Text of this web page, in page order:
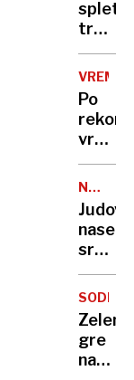
požari
vse
hujši?
spletni
trend
skrbi
slog
VREME
Po
valu
bomo
končno
sredi
noči
požgali
vas
na
gre
na